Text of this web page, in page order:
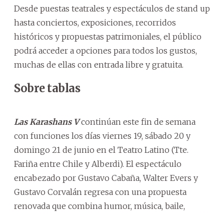
Desde puestas teatrales y espectáculos de stand up
hasta conciertos, exposiciones, recorridos
históricos y propuestas patrimoniales, el público
podrá acceder a opciones para todos los gustos,
muchas de ellas con entrada libre y gratuita.
Sobre tablas
Las Karashans Vcontinúan este fin de semana
con funciones los días viernes 19, sábado 20 y
domingo 21 de junio en el Teatro Latino (Tte.
Fariña entre Chile y Alberdi). El espectáculo
encabezado por Gustavo Cabaña, Walter Evers y
Gustavo Corvalán regresa con una propuesta
renovada que combina humor, música, baile,